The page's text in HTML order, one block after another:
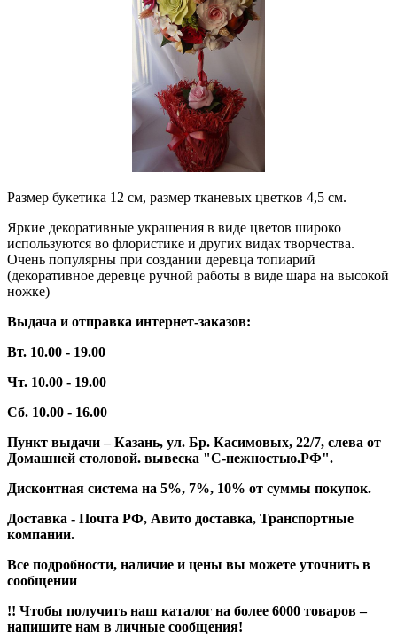
Размер букетика 12 см, размер тканевых цветков 4,5 см.
Яркие декоративные украшения в виде цветов широко
используются во флористике и других видах творчества.
Очень популярны при создании деревца топиарий
(декоративное деревце ручной работы в виде шара на высокой
ножке)
Выдача и отправка интернет-заказов:
Вт. 10.00 - 19.00
Чт. 10.00 - 19.00
Сб. 10.00 - 16.00
Пункт выдачи – Казань, ул. Бр. Касимовых, 22/7, слева от
Домашней столовой. вывеска "С-нежностью.РФ".
Дисконтная система на 5%, 7%, 10% от суммы покупок.
Доставка - Почта РФ, Авито доставка, Транспортные
компании.
Все подробности, наличие и цены вы можете уточнить в
сообщении
!! Чтобы получить наш каталог на более 6000 товаров –
напишите нам в личные сообщения!